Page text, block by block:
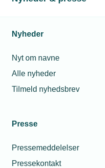
Nyheder
Nyt om navne
Alle nyheder
Tilmeld nyhedsbrev
Presse
Pressemeddelelser
Pressekontakt